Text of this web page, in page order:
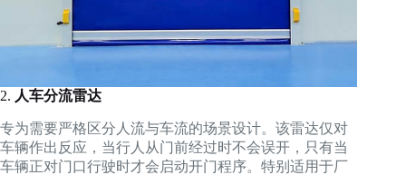
2. 人车分流雷达
专为需要严格区分人流与车流的场景设计。该雷达仅对
车辆作出反应，当行人从门前经过时不会误开，只有当
车辆正对门口行驶时才会启动开门程序。特别适用于厂